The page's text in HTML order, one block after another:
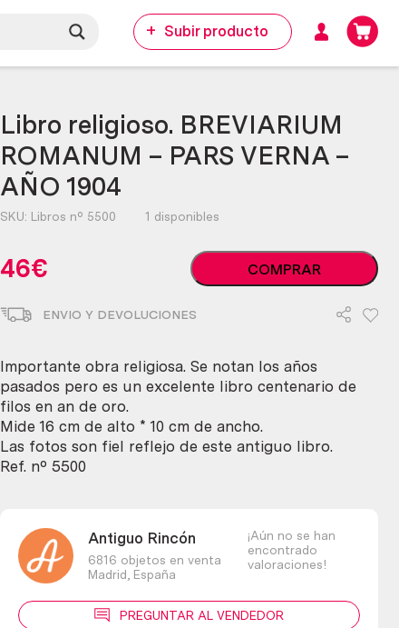
Subir producto
Libro religioso. BREVIARIUM
ROMANUM – PARS VERNA –
AÑO 1904
SKU: Libros nº 5500 1 disponibles
46€
Libro
religioso.
ROMANUM
PARS
VERNA
AÑO
1904
COMPRAR
ENVIO Y DEVOLUCIONES
Importante obra religiosa. Se notan los años
pasados pero es un excelente libro centenario de
filos en an de oro.
Mide 16 cm de alto * 10 cm de ancho.
Las fotos son fiel reflejo de este antiguo libro.
Ref. nº 5500
Antiguo Rincón
6816 objetos en venta
Madrid, España
¡Aún no se han
encontrado
valoraciones!
PREGUNTAR AL VENDEDOR